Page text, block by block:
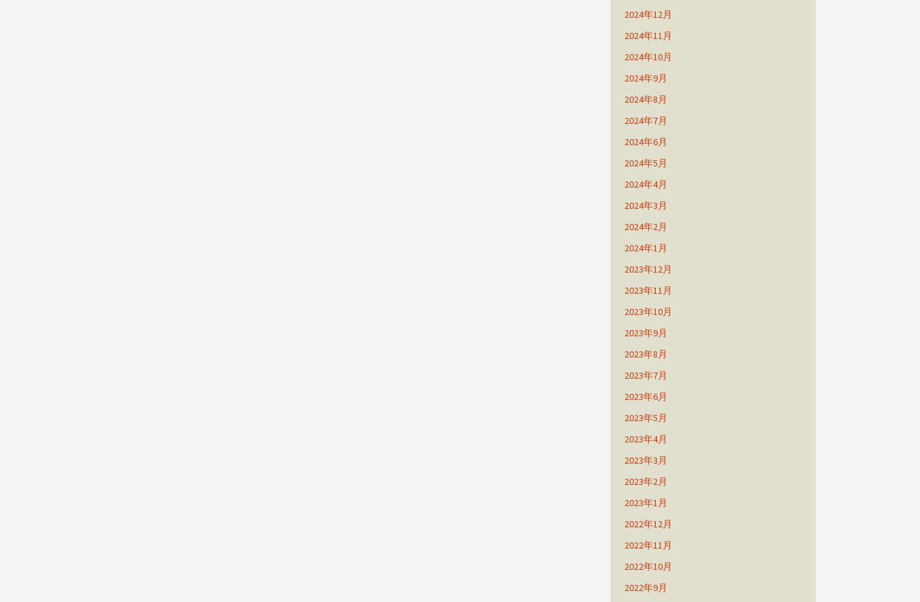
2024年12月
2024年11月
2024年10月
2024年9月
2024年8月
2024年7月
2024年6月
2024年5月
2024年4月
2024年3月
2024年2月
2024年1月
2023年12月
2023年11月
2023年10月
2023年9月
2023年8月
2023年7月
2023年6月
2023年5月
2023年4月
2023年3月
2023年2月
2023年1月
2022年12月
2022年11月
2022年10月
2022年9月